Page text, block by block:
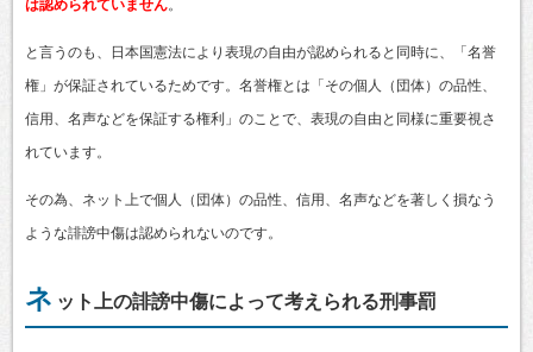
は認められていません。
と言うのも、日本国憲法により表現の自由が認められると同時に、「名誉
権」が保証されているためです。名誉権とは「その個人（団体）の品性、
信用、名声などを保証する権利」のことで、表現の自由と同様に重要視さ
れています。
その為、ネット上で個人（団体）の品性、信用、名声などを著しく損なう
ような誹謗中傷は認められないのです。
ネ ット上の誹謗中傷によって考えられる刑事罰